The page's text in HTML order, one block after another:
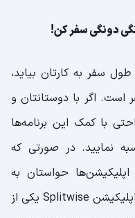
دونگی سفر کن!
سفر به کارتان بیاید،
است. اگر با دوستانتان و
با کمک این برنامه‌ها
نمایید. در صورتی که
حواستان به
مدیریت هزینه‌های سفر خواهد بود. اپلیکیشن Splitwise یکی از